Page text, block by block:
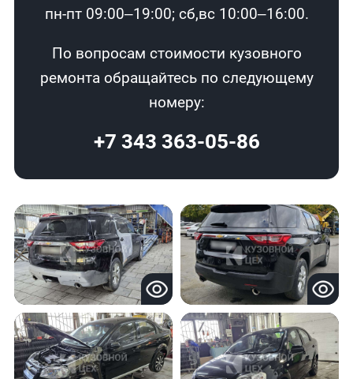
пн-пт 09:00–19:00; сб,вс 10:00–16:00.
По вопросам стоимости кузовного
ремонта обращайтесь по следующему
номеру:
+7 343 363-05-86